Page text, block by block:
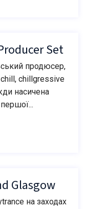
Set
продюсер,
chillgressive
насичена
Glasgow
на заходах